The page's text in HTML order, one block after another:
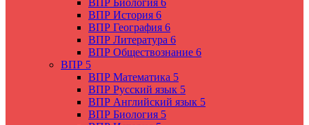
ВПР Биология 6
ВПР История 6
ВПР География 6
ВПР Литература 6
ВПР Обществознание 6
ВПР 5
ВПР Математика 5
ВПР Русский язык 5
ВПР Английский язык 5
ВПР Биология 5